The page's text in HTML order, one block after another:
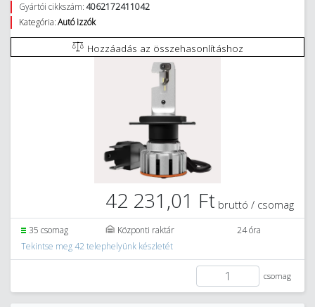
Gyártói cikkszám:4062172411042
Kategória:Autó izzók
Hozzáadás az összehasonlításhoz
42 231,01 Ft bruttó / csomag
35 csomag Központi raktár
24 óra
Tekintse meg 42 telephelyünk készletét
csomag